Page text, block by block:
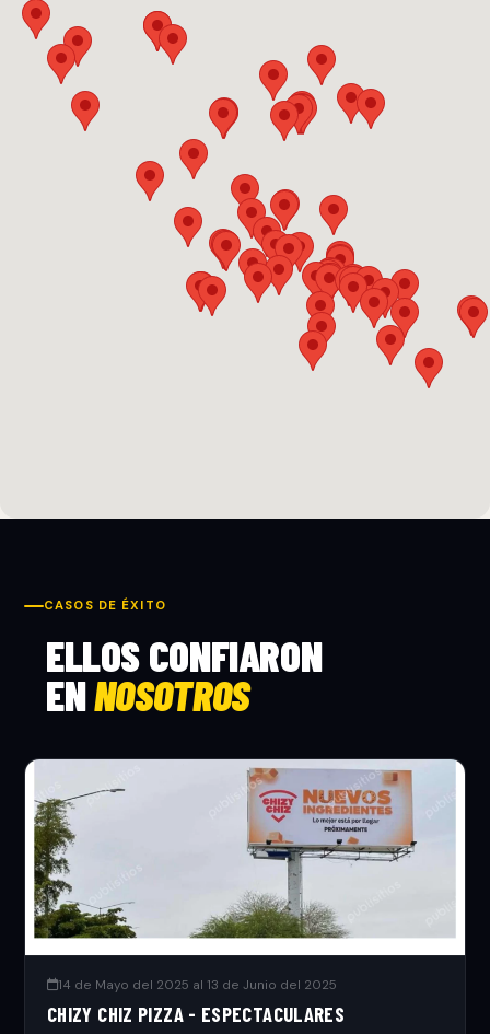
CASOS DE ÉXITO
ELLOS CONFIARON
ENNOSOTROS
14 de Mayo del 2025 al 13 de Junio del 2025
CHIZY CHIZ PIZZA - ESPECTACULARES